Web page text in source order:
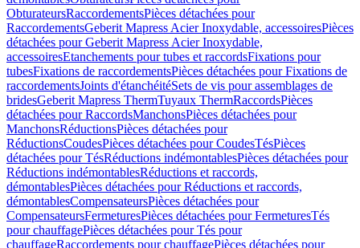
ObturateursRaccordementsPièces détachées pour
RaccordementsGeberit Mapress Acier Inoxydable, accessoiresPièces
détachées pour Geberit Mapress Acier Inoxydable,
accessoiresEtanchements pour tubes et raccordsFixations pour
tubesFixations de raccordementsPièces détachées pour Fixations de
raccordementsJoints d'étanchéitéSets de vis pour assemblages de
bridesGeberit Mapress ThermTuyaux ThermRaccordsPièces
détachées pour RaccordsManchonsPièces détachées pour
ManchonsRéductionsPièces détachées pour
RéductionsCoudesPièces détachées pour CoudesTésPièces
détachées pour TésRéductions indémontablesPièces détachées pour
Réductions indémontablesRéductions et raccords,
démontablesPièces détachées pour Réductions et raccords,
démontablesCompensateursPièces détachées pour
CompensateursFermeturesPièces détachées pour FermeturesTés
pour chauffagePièces détachées pour Tés pour
chauffageRaccordements pour chauffagePièces détachées pour